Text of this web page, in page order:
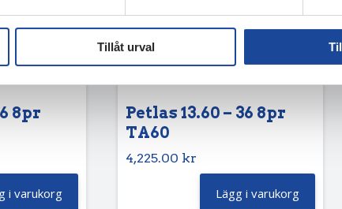
innehållet och annonserna till användarna,
som vi samarbetar med. Dessa kan i sin tur
Tillåt urval
8pr
i varukorg
Petlas 13.60 – 36 8pr
TA60
4,225.00 kr
Lägg i varukorg